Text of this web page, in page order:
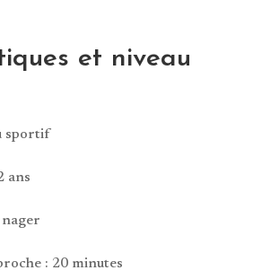
et niveau
sportif
ans
: 20 minutes